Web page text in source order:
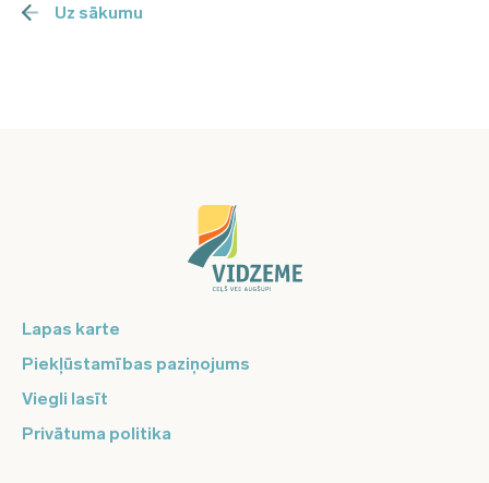
Uz sākumu
Lapas karte
Piekļūstamības paziņojums
Viegli lasīt
Privātuma politika